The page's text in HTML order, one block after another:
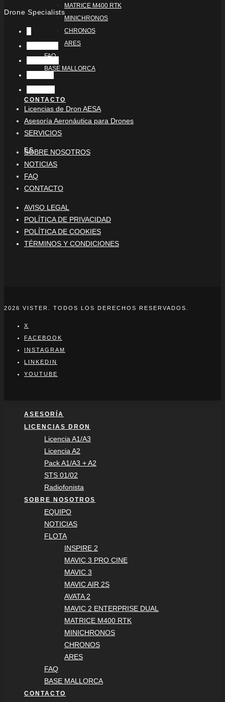
MATRICE M400 RTK
MINICHRONOS
CHRONOS
ARES
FAQ
BASE MALLORCA
CONTACTO
ES
Drone Specialists
Licencias de Dron AESA
Asesoría Aeronáutica para Drones
SERVICIOS
SOBRE NOSOTROS
NOTICIAS
FAQ
CONTACTO
AVISO LEGAL
POLÍTICA DE PRIVACIDAD
POLÍTICA DE COOKIES
TÉRMINOS Y CONDICIONES
2026 VISTER. TODOS LOS DERECHOS RESERVADOS.
X
FACEBOOK
INSTAGRAM
LINKEDIN
YOUTUBE
ASESORÍA
LICENCIAS DRON
Licencia A1/A3
Licencia A2
Pack A1/A3 + A2
STS 01/02
Radiofonista
SOBRE NOSOTROS
EQUIPO
NOTICIAS
FLOTA
INSPIRE 2
MAVIC 3 PRO CINE
MAVIC 3
MAVIC AIR 2S
AVATA 2
MAVIC 2 ENTERPRISE DUAL
MATRICE M400 RTK
MINICHRONOS
CHRONOS
ARES
FAQ
BASE MALLORCA
CONTACTO